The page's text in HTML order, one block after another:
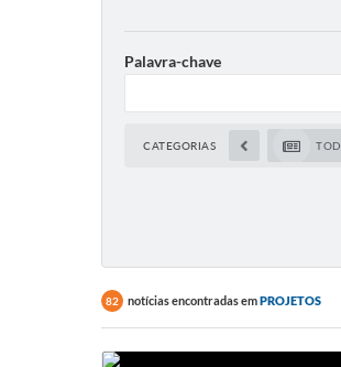
Palavra-chave
CATEGORIAS
82 notícias encontradas emPROJETOS